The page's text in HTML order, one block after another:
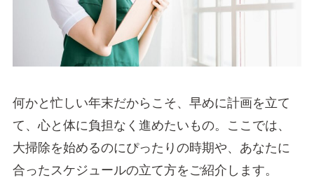
何かと忙しい年末だからこそ、早めに計画を立て
て、心と体に負担なく進めたいもの。ここでは、
大掃除を始めるのにぴったりの時期や、あなたに
合ったスケジュールの立て方をご紹介します。